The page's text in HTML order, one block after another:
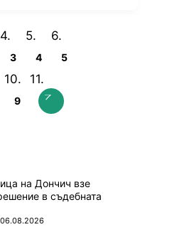
3 4 5
9
на Дончич взе
в съдебната